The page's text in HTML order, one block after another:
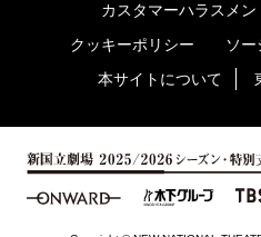
カスタマーハラスメ
クッキーポリシー
ソ
本サイトについて